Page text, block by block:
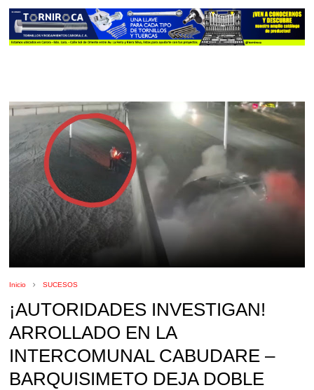
Inicio SUCESOS
¡AUTORIDADES INVESTIGAN!
ARROLLADO EN LA
INTERCOMUNAL CABUDARE –
BARQUISIMETO DEJA DOBLE